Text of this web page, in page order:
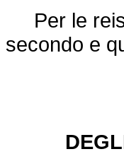
Per le
secondo e